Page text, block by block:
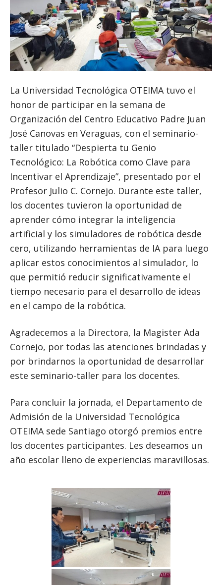
La Universidad Tecnológica OTEIMA tuvo el
honor de participar en la semana de
Organización del Centro Educativo Padre Juan
José Canovas en Veraguas, con el seminario-
taller titulado “Despierta tu Genio
Tecnológico: La Robótica como Clave para
Incentivar el Aprendizaje”, presentado por el
Profesor Julio C. Cornejo. Durante este taller,
los docentes tuvieron la oportunidad de
aprender cómo integrar la inteligencia
artificial y los simuladores de robótica desde
cero, utilizando herramientas de IA para luego
aplicar estos conocimientos al simulador, lo
que permitió reducir significativamente el
tiempo necesario para el desarrollo de ideas
en el campo de la robótica.
Agradecemos a la Directora, la Magister Ada
Cornejo, por todas las atenciones brindadas y
por brindarnos la oportunidad de desarrollar
este seminario-taller para los docentes.
Para concluir la jornada, el Departamento de
Admisión de la Universidad Tecnológica
OTEIMA sede Santiago otorgó premios entre
los docentes participantes. Les deseamos un
año escolar lleno de experiencias maravillosas.